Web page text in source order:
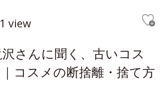
view
さんに聞く、古いコス
コスメの断捨離・捨て方